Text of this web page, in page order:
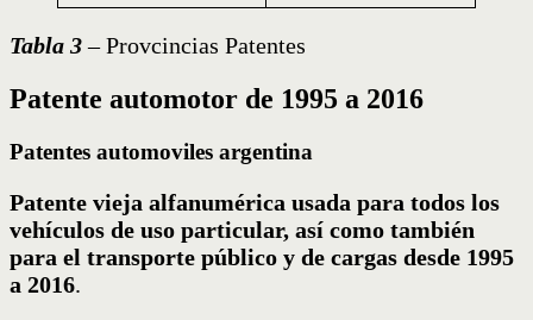
Tabla 3– Provcincias Patentes
Patente automotor de 1995 a 2016
Patentes automoviles argentina
Patente vieja alfanumérica usada para todos los
vehículos de uso particular, así como también
para el transporte público y de cargas desde 1995
a 2016.